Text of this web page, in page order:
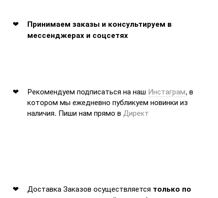
Принимаем заказы и консультируем в
мессенджерах и соцсетях
Рекомендуем подписаться на наш Инстаграм, в
котором мы ежедневно публикуем новинки из
наличия. Пиши нам прямо в Директ
Доставка Заказов осуществляется только по